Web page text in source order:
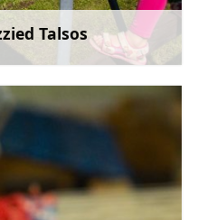
Talsos
Uzzināt vairāk